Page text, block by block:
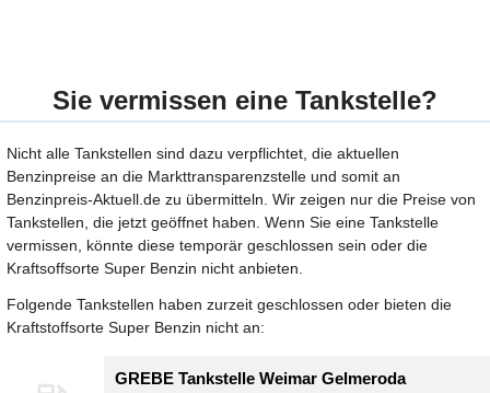
Sie vermissen eine Tankstelle?
Nicht alle Tankstellen sind dazu verpflichtet, die aktuellen
Benzinpreise an die Markttransparenzstelle und somit an
Benzinpreis-Aktuell.de zu übermitteln. Wir zeigen nur die Preise von
Tankstellen, die jetzt geöffnet haben. Wenn Sie eine Tankstelle
vermissen, könnte diese temporär geschlossen sein oder die
Kraftsoffsorte Super Benzin nicht anbieten.
Folgende Tankstellen haben zurzeit geschlossen oder bieten die
Kraftstoffsorte Super Benzin nicht an:
GREBE Tankstelle Weimar Gelmeroda